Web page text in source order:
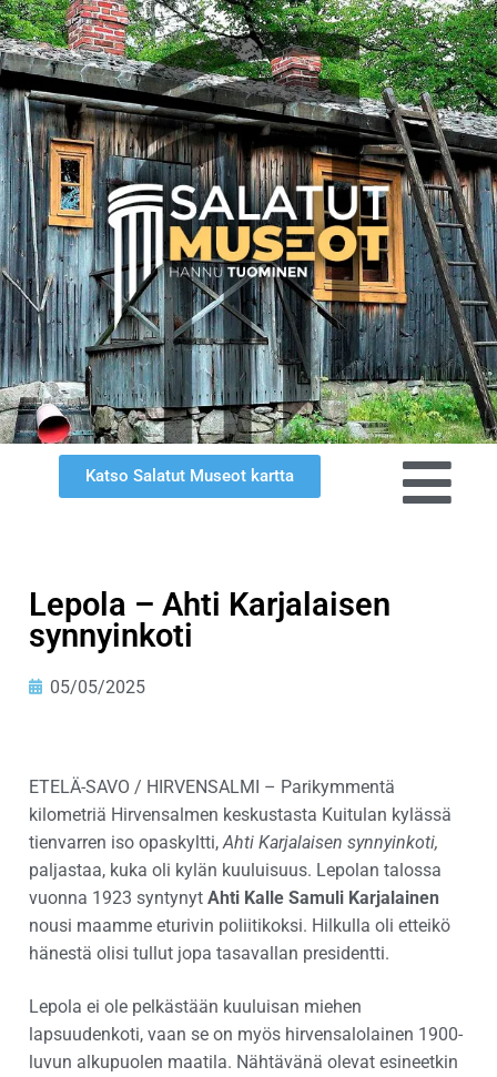
Katso Salatut Museot kartta
Lepola – Ahti Karjalaisen
synnyinkoti
05/05/2025
ETELÄ-SAVO / HIRVENSALMI – Parikymmentä
kilometriä Hirvensalmen keskustasta Kuitulan kylässä
tienvarren iso opaskyltti,Ahti Karjalaisen synnyinkoti,
paljastaa, kuka oli kylän kuuluisuus. Lepolan talossa
vuonna 1923 syntynyt Ahti Kalle Samuli Karjalainen
nousi maamme eturivin poliitikoksi. Hilkulla oli etteikö
hänestä olisi tullut jopa tasavallan presidentti.
Lepola ei ole pelkästään kuuluisan miehen
lapsuudenkoti, vaan se on myös hirvensalolainen 1900-
luvun alkupuolen maatila. Nähtävänä olevat esineetkin